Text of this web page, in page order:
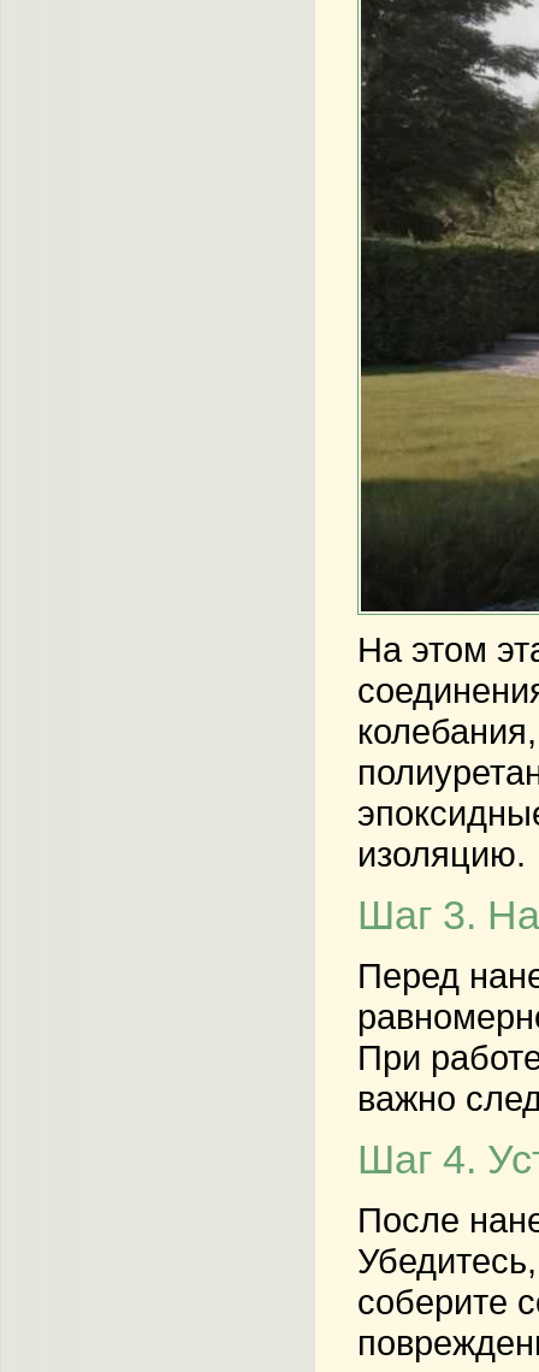
На этом
изоляцию.
Шаг 3.
Перед
При
важно
Шаг 4.
После
соберите